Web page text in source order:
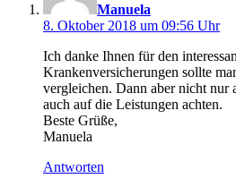
Manuela
8. Oktober 2018 um 09:56 Uhr
Ich danke Ihnen für den
Krankenversicherungen sollte
vergleichen. Dann aber nicht nur
auch auf die Leistungen achten.
Beste Grüße,
Manuela
Antworten